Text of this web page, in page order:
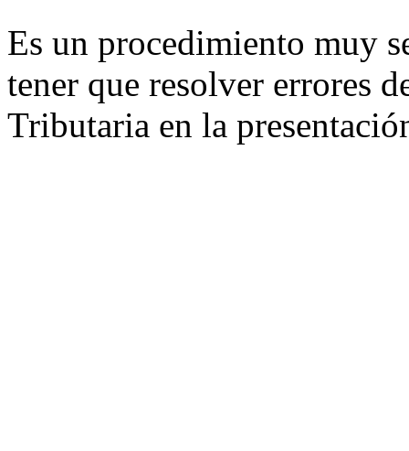
Es un procedimiento muy
tener que resolver errores
Tributaria en la